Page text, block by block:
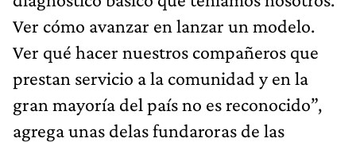
Ver cómo avanzar en lanzar un modelo.
Ver qué hacer nuestros compañeros que
prestan servicio a la comunidad y en la
gran mayoría del país no es reconocido”,
agrega unas delas fundaroras de las